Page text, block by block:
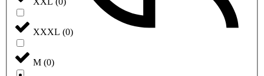
XXXL (0)
М (0)